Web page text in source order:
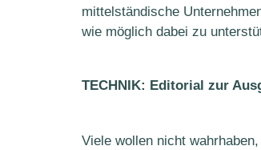
mittelständische
wie möglich dabei zu
TECHNIK: Editorial zur
Viele wollen nicht